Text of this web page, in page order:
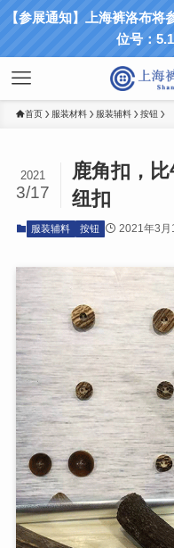
【参展通知】上海裤洛布
位号：
首页 服装材料 服装辅料 按钮
鹿角扣，
纽扣
2021
3/17
服装辅料 按钮 2021年3月